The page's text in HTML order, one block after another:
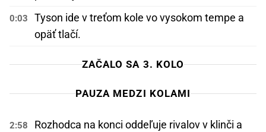
0:03
Tyson ide v treťom kole vo vysokom tempe a
opäť tlačí.
ZAČALO SA 3. KOLO
PAUZA MEDZI KOLAMI
2:58
Rozhodca na konci oddeľuje rivalov v klinči a